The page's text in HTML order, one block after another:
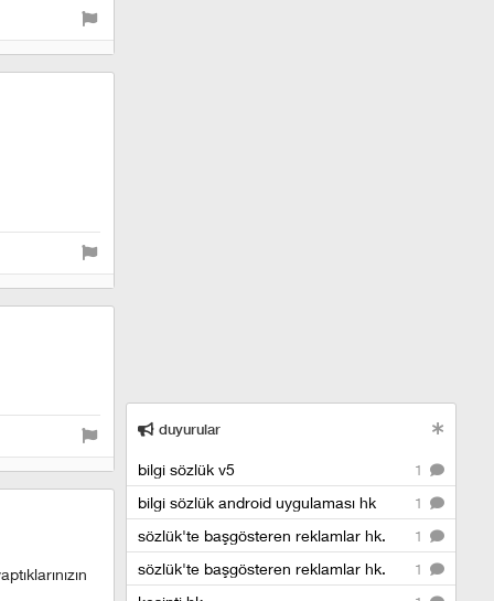
duyurular
1
bilgi sözlük v5
1
bilgi sözlük android uygulaması hk
1
sözlük'te başgösteren reklamlar hk.
1
sözlük'te başgösteren reklamlar hk.